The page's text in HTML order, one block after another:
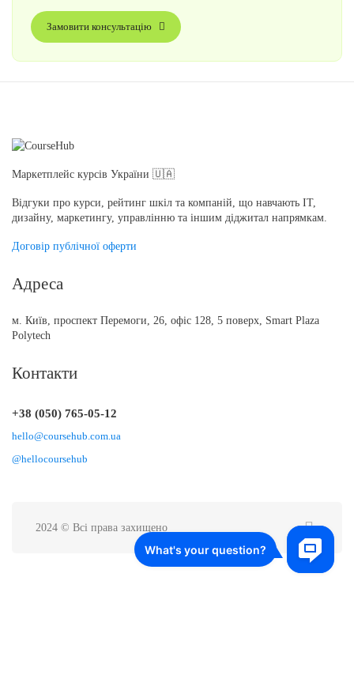
Замовити консультацію
Маркетплейс курсів України 🇺🇦
Відгуки про курси, рейтинг шкіл та компаній, що навчають IT,
дизайну, маркетингу, управлінню та іншим діджитал напрямкам.
Договір публічної оферти
Адреса
м. Київ, проспект Перемоги, 26, офіс 128, 5 поверх, Smart Plaza
Polytech
Контакти
+38 (050) 765-05-12
hello@coursehub.com.ua
@hellocoursehub
2024 © Всі права захищено